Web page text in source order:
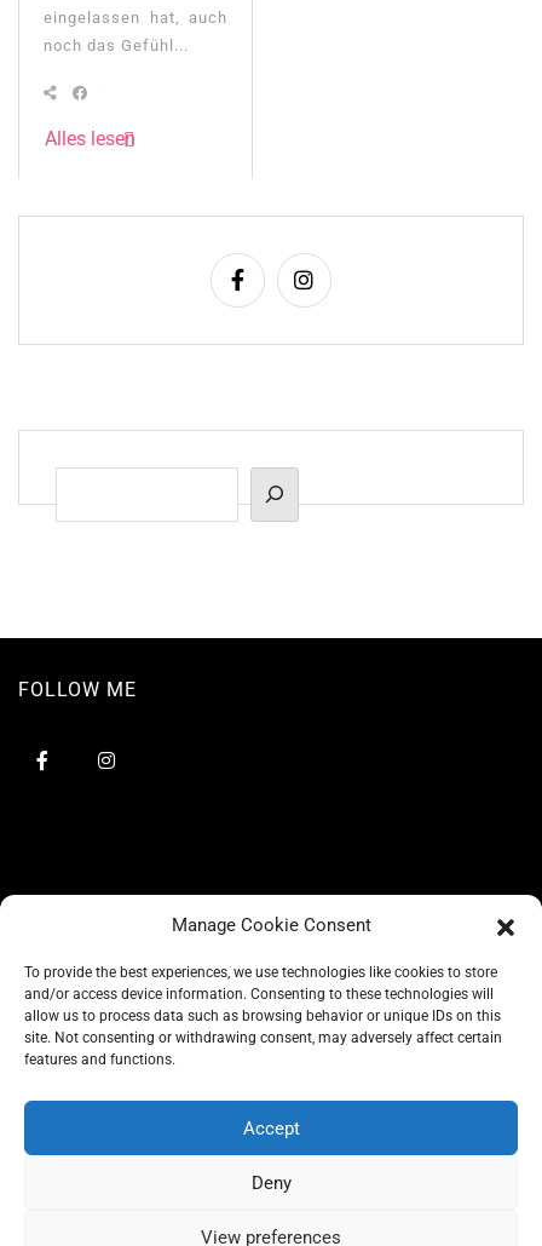
Manage Cookie Consent
To provide the best experiences, we use technologies like cookies to store
and/or access device information. Consenting to these technologies will
allow us to process data such as browsing behavior or unique IDs on this
site. Not consenting or withdrawing consent, may adversely affect certain
features and functions.
Accept
Deny
View preferences
eingelassen hat, auch
noch das Gefühl...
Alles lesen
FOLLOW ME
BLOG
ABOUT A CARRIE